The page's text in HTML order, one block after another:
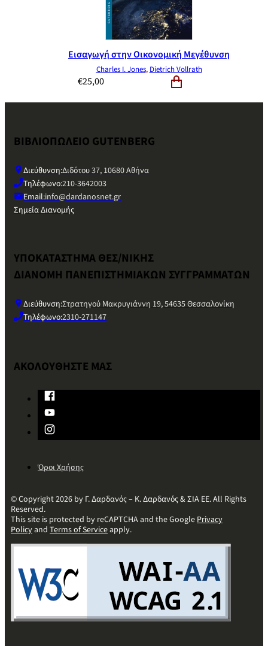
Εισαγωγή στην Οικονομική Μεγέθυνση
Charles I. Jones, Dietrich Vollrath
€25,00
ΒΙΒΛΙΟΠΩΛΕΙΟ GUTENBERG
Διεύθυνση:Διδότου 37, 10680 Αθήνα
Τηλέφωνο:210-3642003
Email:info@dardanosnet.gr
Σημεία Διανομής
ΥΠΟΚΑΤΑΣΤΗΜΑ ΘΕΣ/ΝΙΚΗΣ
ΔΙΑΝΟΜΗ ΠΑΝΕΠΙΣΤΗΜΙΑΚΩΝ ΣΥΓΓΡΑΜΜΑΤΩΝ
Διεύθυνση:Στρατηγού Μακρυγιάννη 19, 54635 Θεσσαλονίκη
Τηλέφωνο:2310-271147
ΑΚΟΛΟΥΘΗΣΤΕ ΜΑΣ
Όροι Χρήσης
© Copyright 2026 by Γ. Δαρδανός – Κ. Δαρδανός & ΣΙΑ ΕΕ. All Rights
Reserved.
This site is protected by reCAPTCHA and the GooglePrivacy
Policyand Terms of Serviceapply.